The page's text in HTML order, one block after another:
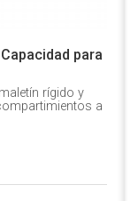
para
rígido y
a